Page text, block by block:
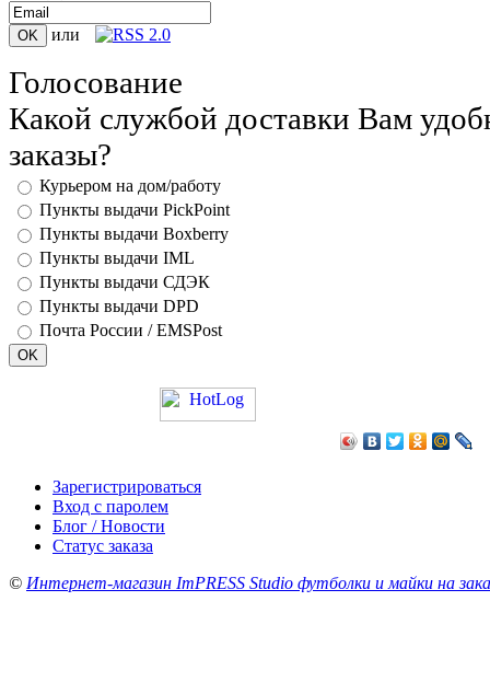
или
Голосование
Какой службой доставки Вам
заказы?
Курьером на дом/работу
Пункты выдачи PickPoint
Пункты выдачи Boxberry
Пункты выдачи IML
Пункты выдачи СДЭК
Пункты выдачи DPD
Почта России / EMSPost
Зарегистрироваться
Вход с паролем
Блог / Новости
Статус заказа
© Интернет-магазин ImPRESS Studio футболки и майки на